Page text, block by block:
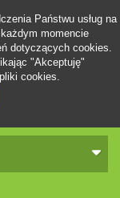
Państwu usług na
momencie
dotyczących cookies.
"Akceptuję"
cookies.